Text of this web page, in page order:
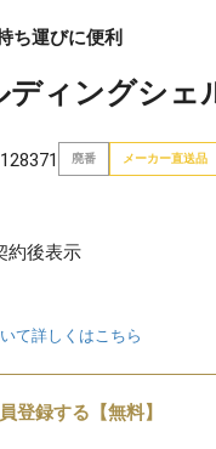
ち運びに便利
ディングシェ
128371 廃番 メーカー直送品
約後表示
て詳しくはこちら
登録する【無料】